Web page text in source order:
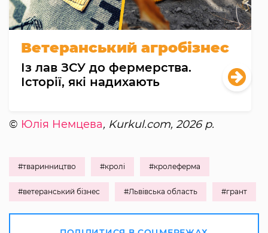
Ветеранський агробізнес
Із лав ЗСУ до фермерства.
Історії, які надихають
© Юлія Немцева, Kurkul.com, 2026 р.
#тваринництво #кролі #кролеферма
#ветеранський бізнес #Львівська область #грант